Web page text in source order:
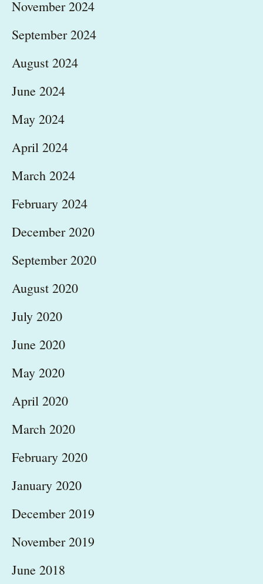
November 2024
September 2024
August 2024
June 2024
May 2024
April 2024
March 2024
February 2024
December 2020
September 2020
August 2020
July 2020
June 2020
May 2020
April 2020
March 2020
February 2020
January 2020
December 2019
November 2019
June 2018